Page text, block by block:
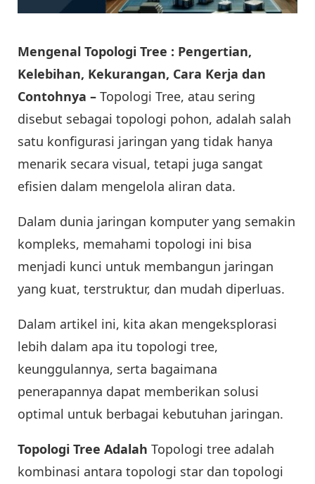
Mengenal Topologi Tree : Pengertian,
Kelebihan, Kekurangan, Cara Kerja dan
Contohnya – Topologi Tree, atau sering
disebut sebagai topologi pohon, adalah salah
satu konfigurasi jaringan yang tidak hanya
menarik secara visual, tetapi juga sangat
efisien dalam mengelola aliran data.
Dalam dunia jaringan komputer yang semakin
kompleks, memahami topologi ini bisa
menjadi kunci untuk membangun jaringan
yang kuat, terstruktur, dan mudah diperluas.
Dalam artikel ini, kita akan mengeksplorasi
lebih dalam apa itu topologi tree,
keunggulannya, serta bagaimana
penerapannya dapat memberikan solusi
optimal untuk berbagai kebutuhan jaringan.
Topologi Tree Adalah Topologi tree adalah
kombinasi antara topologi star dan topologi